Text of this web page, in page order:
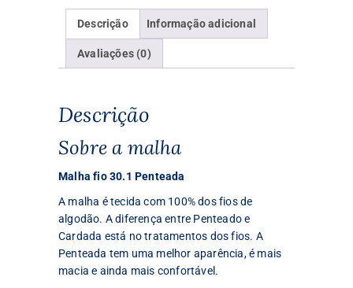
Descrição Informação adicional
Avaliações (0)
Descrição
Sobre a malha
Malha fio 30.1 Penteada
A malha é tecida com 100% dos fios de
algodão. A diferença entre Penteado e
Cardada está no tratamentos dos fios. A
Penteada tem uma melhor aparência, é mais
macia e ainda mais confortável.